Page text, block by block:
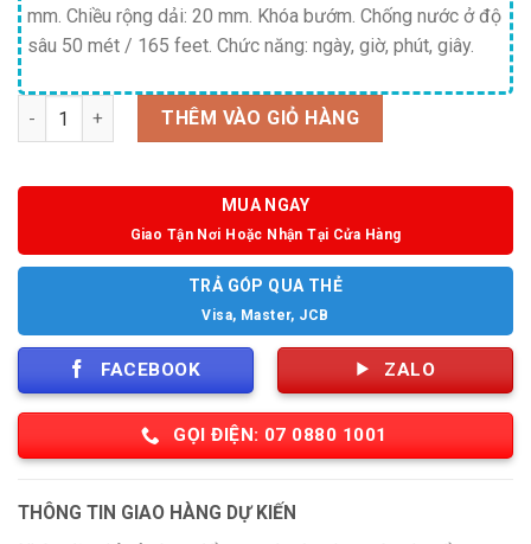
mm. Chiều rộng dải: 20 mm. Khóa bướm. Chống nước ở độ
sâu 50 mét / 165 feet. Chức năng: ngày, giờ, phút, giây.
Số lượng THÊM VÀO GIỎ HÀNG
MUA NGAY
Giao Tận Nơi Hoặc Nhận Tại Cửa Hàng
TRẢ GÓP QUA THẺ
Visa, Master, JCB
FACEBOOK ZALO
GỌI ĐIỆN: 07 0880 1001
THÔNG TIN GIAO HÀNG DỰ KIẾN